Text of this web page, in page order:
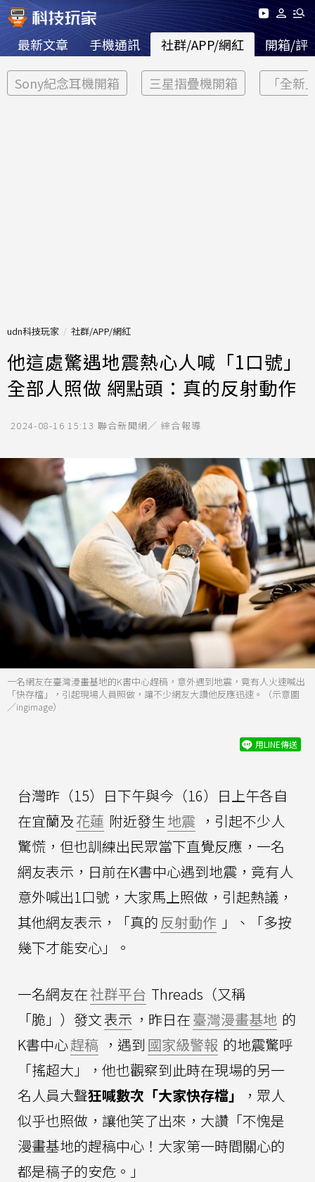
最新文章 手機通訊 社群/APP/網紅 開箱/評
Sony紀念耳機開箱 三星摺疊機開箱 「全新
udn科技玩家 社群/APP/網紅
他這處驚遇地震熱心人喊「1口號」
全部人照做 網點頭：真的反射動作
2024-08-16 15:13 聯合新聞網／ 綜合報導
一名網友在臺灣漫畫基地的K書中心趕稿，意外遇到地震，竟有人火速喊出
「快存檔」，引起現場人員照做，讓不少網友大讚他反應迅速。（示意圖
／ingimage）
用LINE傳送
台灣昨（15）日下午與今（16）日上午各自
在宜蘭及花蓮 附近發生地震 ，引起不少人
驚慌，但也訓練出民眾當下直覺反應，一名
網友表示，日前在K書中心遇到地震，竟有人
意外喊出1口號，大家馬上照做，引起熱議，
其他網友表示，「真的 反射動作 」、「多按
幾下才能安心」。
一名網友在社群平台 Threads（又稱
「脆」）發文表示 ，昨日在臺灣漫畫基地 的
K書中心趕稿 ，遇到 國家級警報 的地震驚呼
「搖超大」，他也觀察到此時在現場的另一
名人員大聲狂喊數次「大家快存檔」
，眾人
似乎也照做，讓他笑了出來，大讚「不愧是
漫畫基地的趕稿中心！大家第一時間關心的
都是稿子的安危。」